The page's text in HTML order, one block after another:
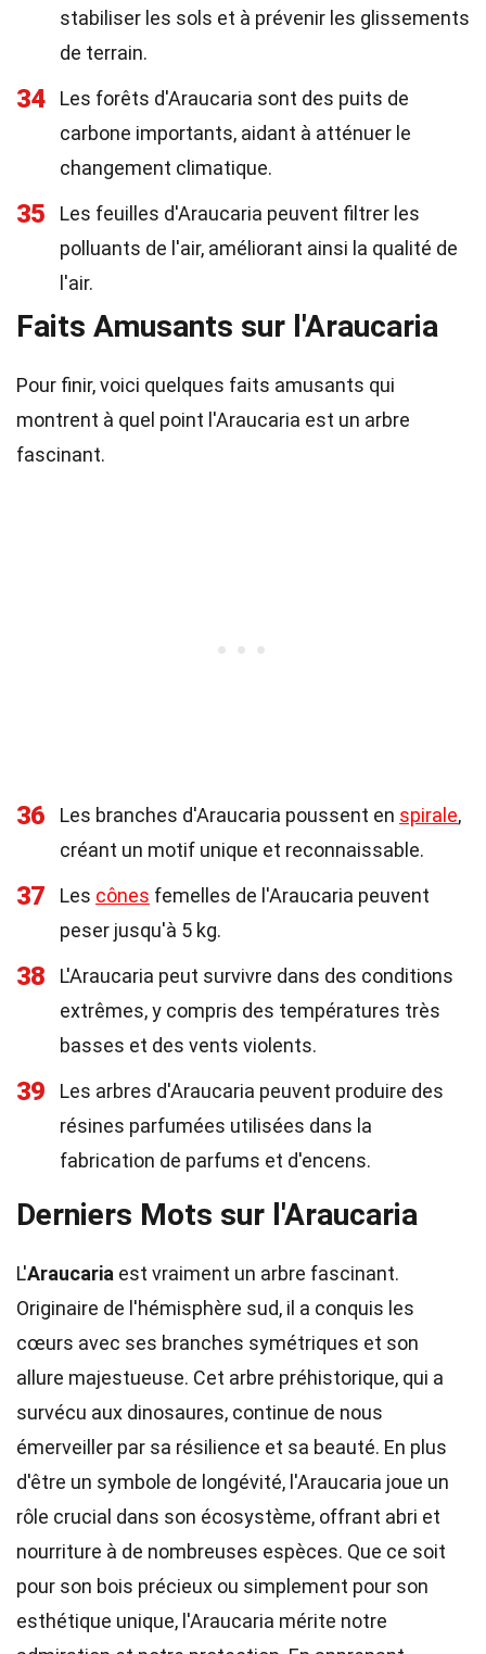
stabiliser les sols et à prévenir les glissements
de terrain.
34
Les forêts d'Araucaria sont des puits de
carbone importants, aidant à atténuer le
changement climatique.
35
Les feuilles d'Araucaria peuvent filtrer les
polluants de l'air, améliorant ainsi la qualité de
l'air.
Faits Amusants sur l'Araucaria
Pour finir, voici quelques faits amusants qui
montrent à quel point l'Araucaria est un arbre
fascinant.
36 Les branches d'Araucaria poussent en spirale,
créant un motif unique et reconnaissable.
37 Les cônes femelles de l'Araucaria peuvent
peser jusqu'à 5 kg.
38
L'Araucaria peut survivre dans des conditions
extrêmes, y compris des températures très
basses et des vents violents.
39
Les arbres d'Araucaria peuvent produire des
résines parfumées utilisées dans la
fabrication de parfums et d'encens.
Derniers Mots sur l'Araucaria
L'Araucaria est vraiment un arbre fascinant.
Originaire de l'hémisphère sud, il a conquis les
cœurs avec ses branches symétriques et son
allure majestueuse. Cet arbre préhistorique, qui a
survécu aux dinosaures, continue de nous
émerveiller par sa résilience et sa beauté. En plus
d'être un symbole de longévité, l'Araucaria joue un
rôle crucial dans son écosystème, offrant abri et
nourriture à de nombreuses espèces. Que ce soit
pour son bois précieux ou simplement pour son
esthétique unique, l'Araucaria mérite notre